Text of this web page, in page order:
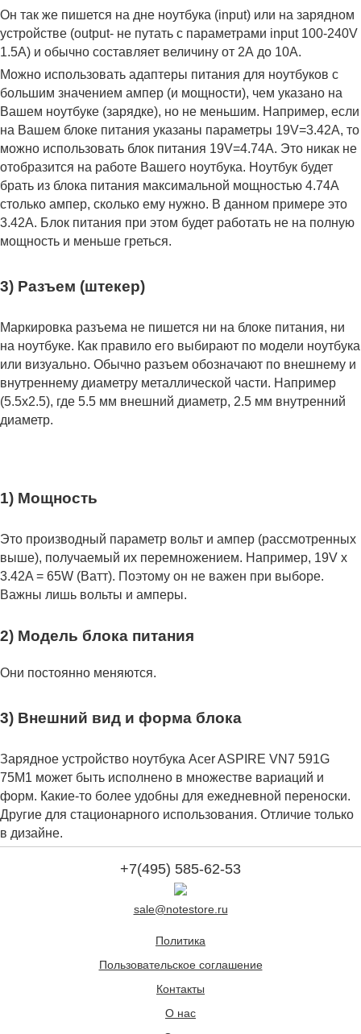
Он так же пишется на дне ноутбука (input) или на зарядном
устройстве (output- не путать с параметрами input 100-240V
1.5A) и обычно составляет величину от 2А до 10A.
Можно использовать адаптеры питания для ноутбуков с
большим значением ампер (и мощности), чем указано на
Вашем ноутбуке (зарядке), но не меньшим. Например, если
на Вашем блоке питания указаны параметры 19V=3.42A, то
можно использовать блок питания 19V=4.74A. Это никак не
отобразится на работе Вашего ноутбука. Ноутбук будет
брать из блока питания максимальной мощностью 4.74А
столько ампер, сколько ему нужно. В данном примере это
3.42А. Блок питания при этом будет работать не на полную
мощность и меньше греться.
3) Разъем (штекер)
Маркировка разъема не пишется ни на блоке питания, ни
на ноутбуке. Как правило его выбирают по модели ноутбука
или визуально. Обычно разъем обозначают по внешнему и
внутреннему диаметру металлической части. Например
(5.5x2.5), где 5.5 мм внешний диаметр, 2.5 мм внутренний
диаметр.
1) Мощность
Это производный параметр вольт и ампер (рассмотренных
выше), получаемый их перемножением. Например, 19V x
3.42A = 65W (Ватт). Поэтому он не важен при выборе.
Важны лишь вольты и амперы.
2) Модель блока питания
Они постоянно меняются.
3) Внешний вид и форма блока
Зарядное устройство ноутбука Acer ASPIRE VN7 591G
75M1 может быть исполнено в множестве вариаций и
форм. Какие-то более удобны для ежедневной переноски.
Другие для стационарного использования. Отличие только
в дизайне.
+7(495) 585-62-53
sale@notestore.ru
Политика
Пользовательское соглашение
Контакты
О нас